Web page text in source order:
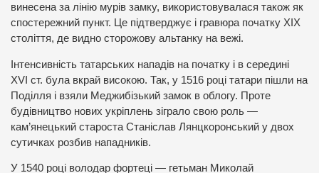
винесена за лінію мурів замку, використовувалася також як
спостережний пункт. Це підтверджує і гравюра початку XIX
століття, де видно сторожову альтанку на вежі.
Інтенсивність татарських нападів на початку і в середині
XVI ст. була вкрай високою. Так, у 1516 році татари пішли на
Поділля і взяли Меджибізький замок в облогу. Проте
будівництво нових укріплень зіграло свою роль —
кам’янецький староста Станіслав Лянцкоронський у двох
сутичках розбив нападників.
У 1540 році володар фортеці — гетьман Миколай